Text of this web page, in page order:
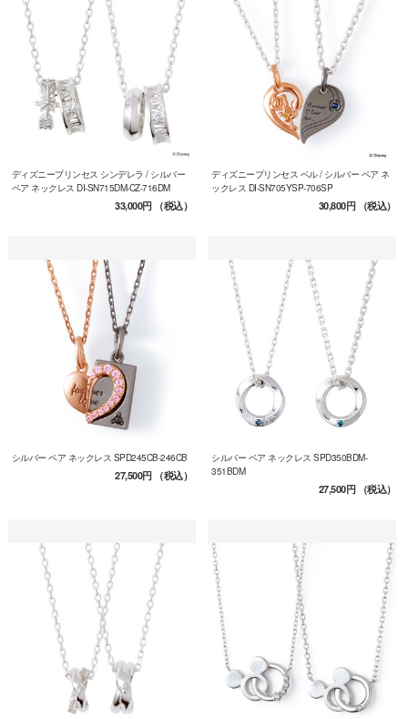
ディズニープリンセス シンデレラ / シルバー
ペア ネックレス DI-SN715DM-CZ-716DM
33,000円（税込）
ディズニープリンセス ベル / シルバー ペア ネ
ックレス DI-SN705YSP-706SP
30,800円（税込）
シルバー ペア ネックレス SPD245CB-246CB
27,500円（税込）
シルバー ペア ネックレス SPD350BDM-
351BDM
27,500円（税込）